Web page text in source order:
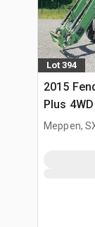
Lot 394
2015
Plus
Meppen,